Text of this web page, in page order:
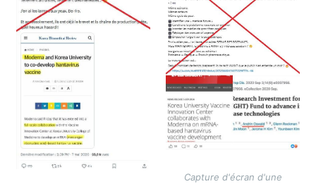
Capture d'écran d'une